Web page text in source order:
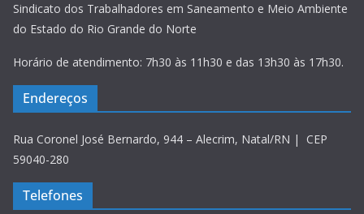
Sindicato dos Trabalhadores em Saneamento e Meio Ambiente
do Estado do Rio Grande do Norte
Horário de atendimento: 7h30 às 11h30 e das 13h30 às 17h30.
Endereços
Rua Coronel José Bernardo, 944 – Alecrim, Natal/RN | CEP
59040-280
Telefones